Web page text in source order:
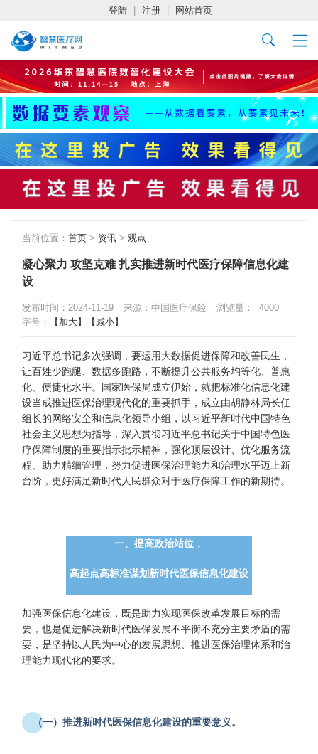
登陆 注册 网站首页
当前位置： 首页 > 资讯 > 观点
凝心聚力 攻坚克难 扎实推进新时代医疗保障信息化建
设
发布时间：2024-11-19 来源：中国医疗保险 浏览量：
4000
字号：
【加大】 【减小】
习近平总书记多次强调，要运用大数据促进保障和改善民生，
让百姓少跑腿、数据多跑路，不断提升公共服务均等化、普惠
化、便捷化水平。国家医保局成立伊始，就把标准化信息化建
设当成推进医保治理现代化的重要抓手，成立由胡静林局长任
组长的网络安全和信息化领导小组，以习近平新时代中国特色
社会主义思想为指导，深入贯彻习近平总书记关于中国特色医
疗保障制度的重要指示批示精神，强化顶层设计、优化服务流
程、助力精细管理，努力促进医保治理能力和治理水平迈上新
台阶，更好满足新时代人民群众对于医疗保障工作的新期待。
一、提高政治站位，
高起点高标准谋划新时代医保信息化建设
加强医保信息化建设，既是助力实现医保改革发展目标的需
要，也是促进解决新时代医保发展不平衡不充分主要矛盾的需
要，是坚持以人民为中心的发展思想、推进医保治理体系和治
理能力现代化的要求。
（一）推进新时代医保信息化建设的重要意义。